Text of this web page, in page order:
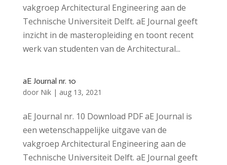
vakgroep Architectural Engineering aan de
Technische Universiteit Delft. aE Journal geeft
inzicht in de masteropleiding en toont recent
werk van studenten van de Architectural...
aE Journal nr. 10
door Nik| aug 13, 2021
aE Journal nr. 10 Download PDF aE Journal is
een wetenschappelijke uitgave van de
vakgroep Architectural Engineering aan de
Technische Universiteit Delft. aE Journal geeft